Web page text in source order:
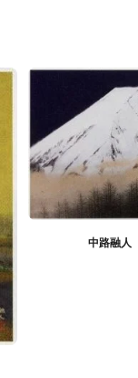
中路融人